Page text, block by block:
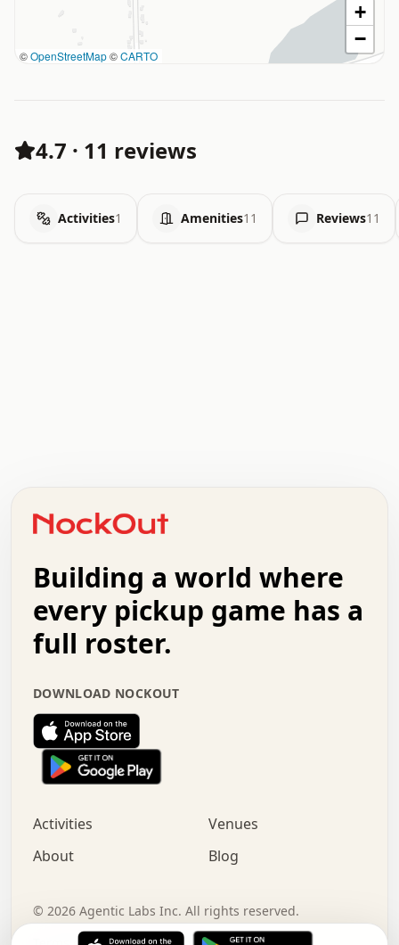
©OpenStreetMap©CARTO
+
−
4.7 · 11 reviews
Activities1 Amenities11 Reviews11
+   .   .   .   .   .   .   .   .   .   +   .   .
.   .   .   .   .   .   .   .   .   .   .   :   .
.   .   .   .   +   .   .   .   .   .   .   .   +
.   :   .   .   .   .   .   .   .   .   o   .   .
.   .   x   .   .   .   .   .   .   :   .   .   o
.   .   .   .   :   .   .   .   .   o   .   .   .
.   .   .   .   .   .   .   :   .   .   .   .   .
.   .   .   .   .   .   .   +   .   .   x   .   .
.   .   .   .   .   :   +   .   .   .   .   .   o
.   .   .   .   .   .   .   .   .   .   .   .   .
.   .   :   o   .   .   .   .   .   .   .   +   .
.   o   .   .   .   .   x   .   .   .   .   .   .
+   .   o   .   .   .   .   o   .   .   .   .
.   +   .   .   .   .   .   .   .   .   :   .   x
.   .   .   .   .   .   .   .   .   .   .   .   .   .
Building a world where
every pickup game has a
full roster.
DOWNLOAD NOCKOUT
Activities
Venues
About
Blog
© 2026 Agentic Labs Inc. All rights reserved.